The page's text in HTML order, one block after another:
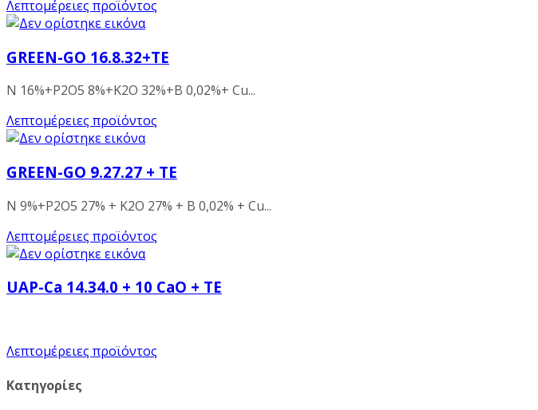
Λεπτομέρειες προϊόντος
GREEN-GO 16.8.32+TE
N 16%+P2O5 8%+K2O 32%+B 0,02%+ Cu...
Λεπτομέρειες προϊόντος
GREEN-GO 9.27.27 + TE
N 9%+P2O5 27% + K2O 27% + B 0,02% + Cu...
Λεπτομέρειες προϊόντος
UAP-Ca 14.34.0 + 10 CaO + TE
Λεπτομέρειες προϊόντος
Κατηγορίες